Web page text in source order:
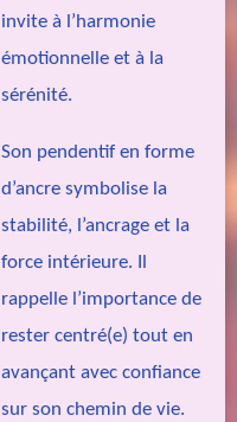
invite à l’harmonie
émotionnelle et à la
sérénité.
Son pendentif en forme
d’ancre symbolise la
stabilité, l’ancrage et la
force intérieure. Il
rappelle l’importance de
rester centré(e) tout en
avançant avec confiance
sur son chemin de vie.